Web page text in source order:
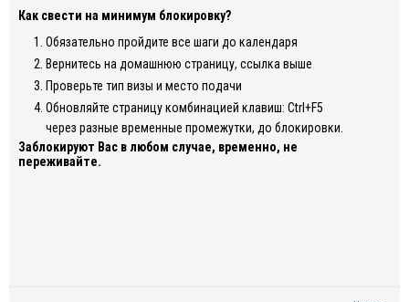
Как свести на минимум блокировку?
Обязательно пройдите все шаги до календаря
Вернитесь на домашнюю страницу, ссылка выше
Проверьте тип визы и место подачи
Обновляйте страницу комбинацией клавиш: Ctrl+F5
через разные временные промежутки, до блокировки.
Заблокируют Вас в любом случае, временно, не
переживайте.